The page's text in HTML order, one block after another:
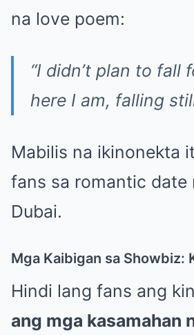
na love poem:
“I didn’t plan to fall
here I am, falling
Mabilis na ikinonekta
fans sa romantic date
Dubai.
Mga Kaibigan sa Showbiz:
Hindi lang fans ang
ang mga kasamahan